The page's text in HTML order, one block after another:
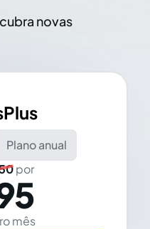
novas
Plano anual
por
mês